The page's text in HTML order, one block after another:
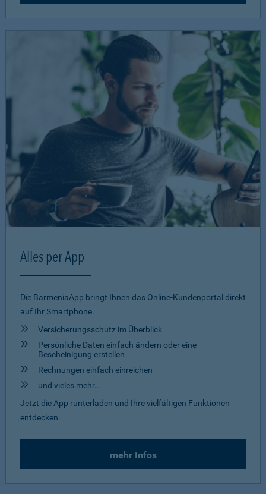
Alles per App
Die BarmeniaApp bringt Ihnen das Online-Kundenportal direkt
auf Ihr Smartphone.
Versicherungsschutz im Überblick
Persönliche Daten einfach ändern oder eine
Bescheinigung erstellen
Rechnungen einfach einreichen
und vieles mehr...
Jetzt die App runterladen und Ihre vielfältigen Funktionen
entdecken.
mehr Infos